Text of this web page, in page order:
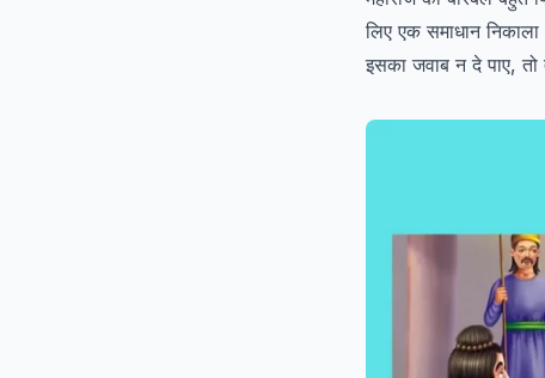
लिए एक समाधान
इसका जवाब न दे पाए,